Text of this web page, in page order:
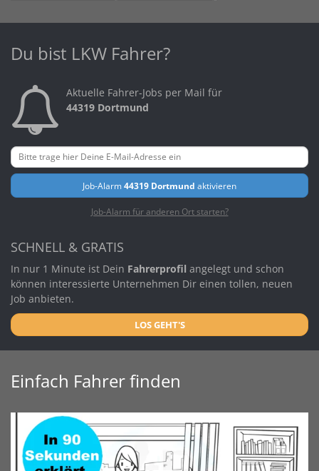
Du bist LKW Fahrer?
Aktuelle Fahrer-Jobs per Mail für
44319 Dortmund
Job-Alarm44319 Dortmund aktivieren
Job-Alarm für anderen Ort starten?
SCHNELL & GRATIS
In nur 1 Minute ist Dein Fahrerprofil angelegt und schon
können interessierte Unternehmen Dir einen tollen, neuen
Job anbieten.
LOS GEHT'S
Einfach Fahrer finden